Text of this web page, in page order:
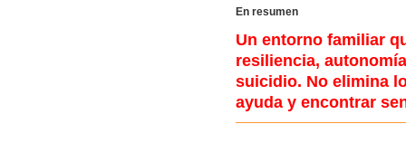
En resumen
Un entorno familiar
resiliencia,
suicidio. No elimina
ayuda y encontrar